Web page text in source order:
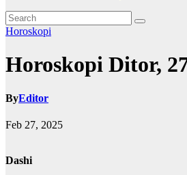
Horoskopi
Horoskopi Ditor,
ByEditor
Feb 27, 2025
Dashi